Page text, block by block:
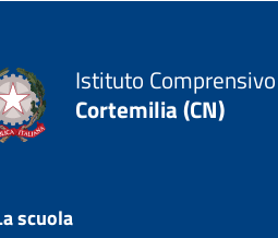
Istituto
Cortemilia (CN)
scuola